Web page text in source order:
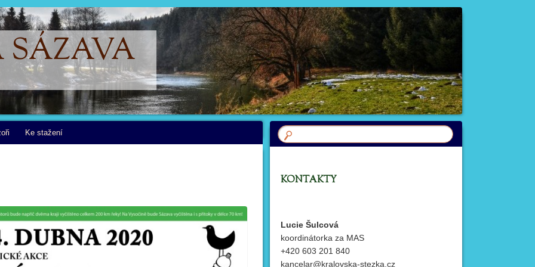
SÁZAVA
Ke stažení
KONTAKTY
Lucie Šulcová
koordinátorka za MAS
+420 603 201 840
kancelar@kralovska-stezka.cz